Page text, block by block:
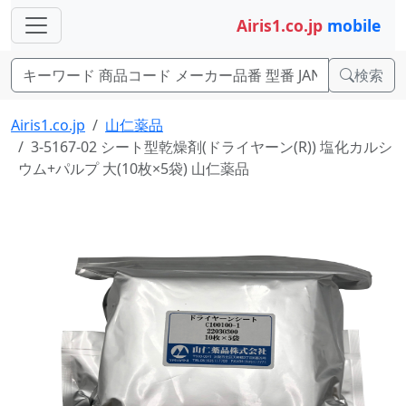
Airis1.co.jp mobile
検索
Airis1.co.jp
山仁薬品
3-5167-02 シート型乾燥剤(ドライヤーン(R)) 塩化カルシ
ウム+パルプ 大(10枚×5袋) 山仁薬品